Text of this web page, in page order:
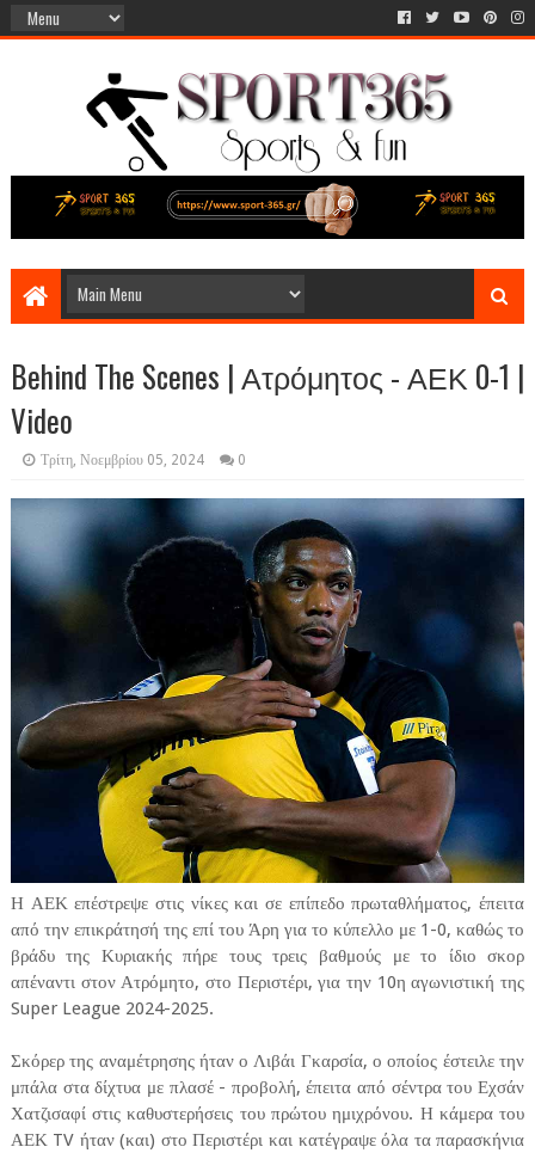
Behind The Scenes | Ατρόμητος - ΑΕΚ 0-1 |
Video
Τρίτη, Νοεμβρίου 05, 2024 0
Η ΑΕΚ επέστρεψε στις νίκες και σε επίπεδο πρωταθλήματος, έπειτα
από την επικράτησή της επί του Άρη για το κύπελλο με 1-0, καθώς το
βράδυ της Κυριακής πήρε τους τρεις βαθμούς με το ίδιο σκορ
απέναντι στον Ατρόμητο, στο Περιστέρι, για την 10η αγωνιστική της
Super League 2024-2025.
Σκόρερ της αναμέτρησης ήταν ο Λιβάι Γκαρσία, ο οποίος έστειλε την
μπάλα στα δίχτυα με πλασέ - προβολή, έπειτα από σέντρα του Εχσάν
Χατζισαφί στις καθυστερήσεις του πρώτου ημιχρόνου. Η κάμερα του
ΑΕΚ TV ήταν (και) στο Περιστέρι και κατέγραψε όλα τα παρασκήνια